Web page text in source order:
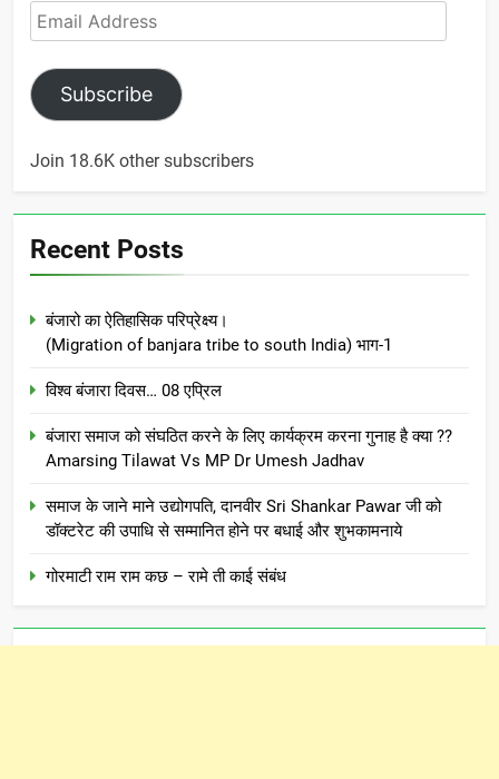
Email
Address
Subscribe
Join 18.6K other subscribers
Recent Posts
बंजारो का ऐतिहासिक परिप्रेक्ष्य।
(Migration of banjara tribe to south India) भाग-1
विश्व बंजारा दिवस… 08 एप्रिल
बंजारा समाज को संघठित करने के लिए कार्यक्रम करना गुनाह है क्या ??
Amarsing Tilawat Vs MP Dr Umesh Jadhav
समाज के जाने माने उद्योगपति, दानवीर Sri Shankar Pawar जी को
डॉक्टरेट की उपाधि से सम्मानित होने पर बधाई और शुभकामनाये
गोरमाटी राम राम कछ – रामे ती काई संबंध